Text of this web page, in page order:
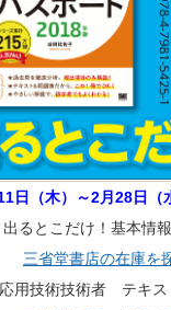
日（木）～2月28日（
るとこだけ！基本
三省堂書店の在庫を
用技術技術者 テキ